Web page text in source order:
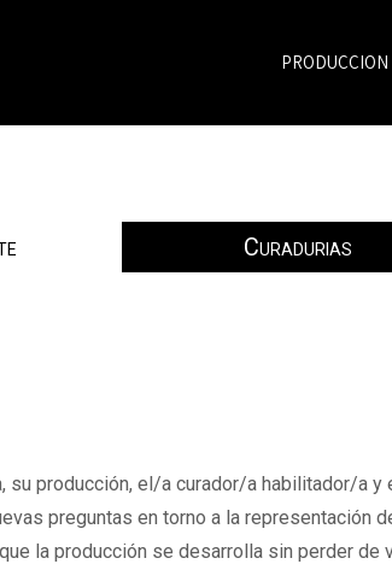
Curadurias
su producción, el/a curador/a habilitador/a
preguntas en torno a la representación
la producción se desarrolla sin perder